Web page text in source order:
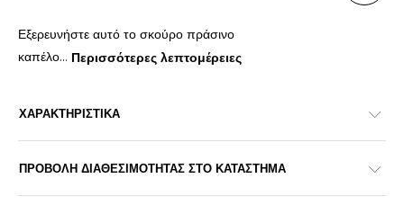
Εξερευνήστε αυτό το σκούρο πράσινο
καπέλο... Περισσότερες λεπτομέρειες
ΧΑΡΑΚΤΗΡΙΣΤΙΚΑ
ΠΡΟΒΟΛΗ ΔΙΑΘΕΣΙΜΟΤΗΤΑΣ ΣΤΟ ΚΑΤΑΣΤΗΜΑ